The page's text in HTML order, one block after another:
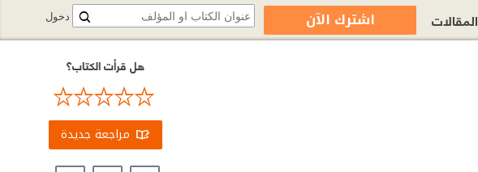
هل قرأت الكتاب؟
مراجعة جديدة
دخول المقالات اشترك الآن